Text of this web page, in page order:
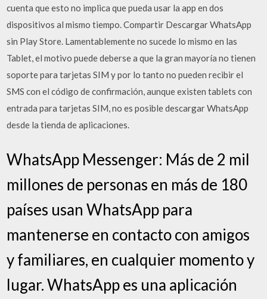
cuenta que esto no implica que pueda usar la app en dos
dispositivos al mismo tiempo. Compartir Descargar WhatsApp
sin Play Store. Lamentablemente no sucede lo mismo en las
Tablet, el motivo puede deberse a que la gran mayoría no tienen
soporte para tarjetas SIM y por lo tanto no pueden recibir el
SMS con el código de confirmación, aunque existen tablets con
entrada para tarjetas SIM, no es posible descargar WhatsApp
desde la tienda de aplicaciones.
WhatsApp Messenger: Más de 2 mil
millones de personas en más de 180
países usan WhatsApp para
mantenerse en contacto con amigos
y familiares, en cualquier momento y
lugar. WhatsApp es una aplicación